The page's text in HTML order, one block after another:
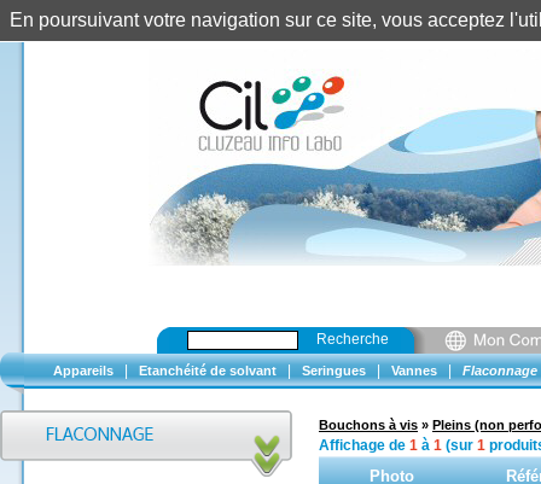
Recherche
Appareils Etanchéité de solvant Seringues Vannes Flaconnage
Bouchons à vis » Pleins (non
Affichage de 1 à 1 (sur 1
Photo
En poursuivant votre navigation sur ce site, vous acceptez